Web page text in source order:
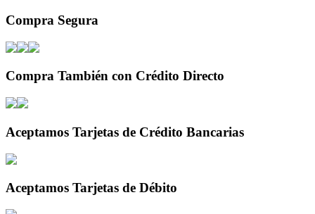
Compra Segura
Compra También con Crédito Directo
Aceptamos Tarjetas de Crédito Bancarias
Aceptamos Tarjetas de Débito